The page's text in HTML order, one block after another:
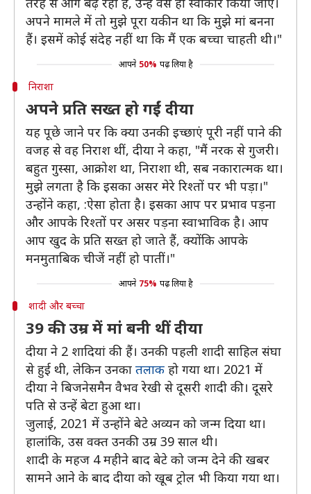
अपने मामले में तो मुझे पूरा यकीन था कि मुझे मां बनना
हैं। इसमें कोई संदेह नहीं था कि मैं एक बच्चा चाहती थी।"
आपने 50% पढ़ लिया है
निराशा
अपने प्रति सख्त हो गईं दीया
यह पूछे जाने पर कि क्या उनकी इच्छाएं पूरी नहीं पाने की
वजह से वह निराश थीं, दीया ने कहा, "मैं नरक से गुजरी।
बहुत गुस्सा, आक्रोश था, निराशा थी, सब नकारात्मक था।
मुझे लगता है कि इसका असर मेरे रिश्तों पर भी पड़ा।"
उन्होंने कहा, :ऐसा होता है। इसका आप पर प्रभाव पड़ना
और आपके रिश्तों पर असर पड़ना स्वाभाविक है। आप
आप खुद के प्रति सख्त हो जाते हैं, क्योंकि आपके
मनमुताबिक चीजें नहीं हो पातीं।"
आपने 75% पढ़ लिया है
शादी और बच्चा
39 की उम्र में मां बनी थीं दीया
दीया ने 2 शादियां की हैं। उनकी पहली शादी साहिल संघा
से हुई थी, लेकिन उनका तलाक हो गया था। 2021 में
दीया ने बिजनेसमैन वैभव रेखी से दूसरी शादी की। दूसरे
पति से उन्हें बेटा हुआ था।
जुलाई, 2021 में उन्होंने बेटे अव्यन को जन्म दिया था।
हालांकि, उस वक्त उनकी उम्र 39 साल थी।
शादी के महज 4 महीने बाद बेटे को जन्म देने की खबर
सामने आने के बाद दीया को खूब ट्रोल भी किया गया था।